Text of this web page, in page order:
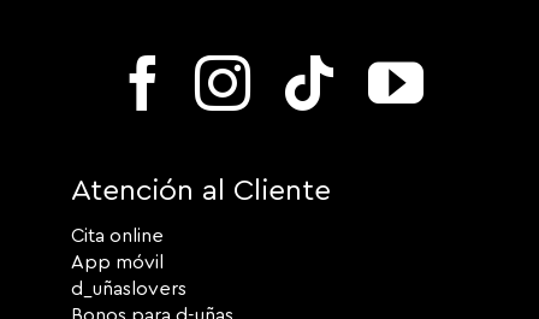
Atención al Cliente
Cita online
App móvil
d_uñaslovers